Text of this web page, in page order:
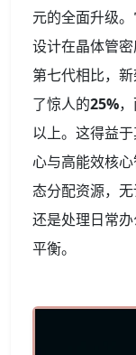
元的全面升级
设计在晶体管
第七代相比，
了惊人的25%
以上。这得益
心与高能效核
态分配资源，
还是处理日常
平衡。